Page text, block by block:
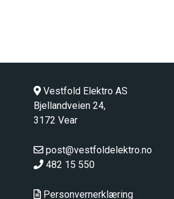
Vestfold Elektro AS
Bjellandveien 24,
3172 Vear
post@vestfoldelektro.no
482 15 550
Personvernerklæring